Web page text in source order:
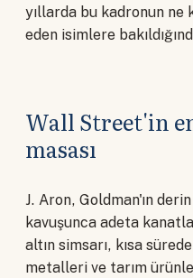
yıllarda bu kadronun
eden isimlere
Wall Street'in
masası
J. Aron, Goldman'ın
kavuşunca adeta
altın simsarı, kısa
metalleri ve tarım